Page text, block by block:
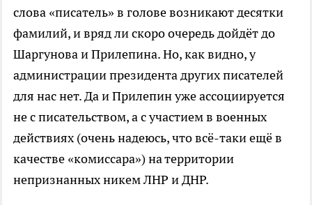
слова «писатель» в голове возникают десятки
фамилий, и вряд ли скоро очередь дойдёт до
Шаргунова и Прилепина. Но, как видно, у
администрации президента других писателей
для нас нет. Да и Прилепин уже ассоциируется
не с писательством, а с участием в военных
действиях (очень надеюсь, что всё-таки ещё в
качестве «комиссара») на территории
непризнанных никем ЛНР и ДНР.